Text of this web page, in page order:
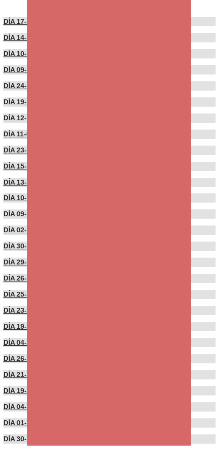
DÍA 17-02-2022
DÍA 14-02-2022
DÍA 10-02-2022
DÍA 09-02-2022
DÍA 24-01-2022
DÍA 19-01-2022
DÍA 12-01-2022
DÍA 11-01-2022
DÍA 23-12-2021
DÍA 15-12-2021
DÍA 13-12-2021
DÍA 10-12-2021
DÍA 09-12-2021
DÍA 02-12-2021
DÍA 30-11-2021
DÍA 29-11-2021
DÍA 26-11-2021
DÍA 25-11-2021
DÍA 23-11-2021
DÍA 19-11-2021
DÍA 04-11-2021
DÍA 26-10-2021
DÍA 21-10-2021
DÍA 19-10-2021
DÍA 04-10-2021
DÍA 01-10-2021
DÍA 30-09-2021